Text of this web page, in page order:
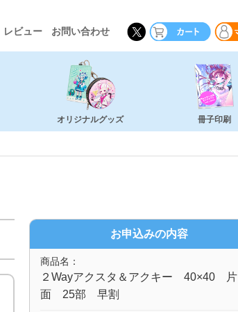
レビュー お問い合わせ
オリジナルグッズ 冊子印刷
お申込みの内容
商品名：
２Wayアクスタ＆アクキー 40×40 片
面 25部 早割